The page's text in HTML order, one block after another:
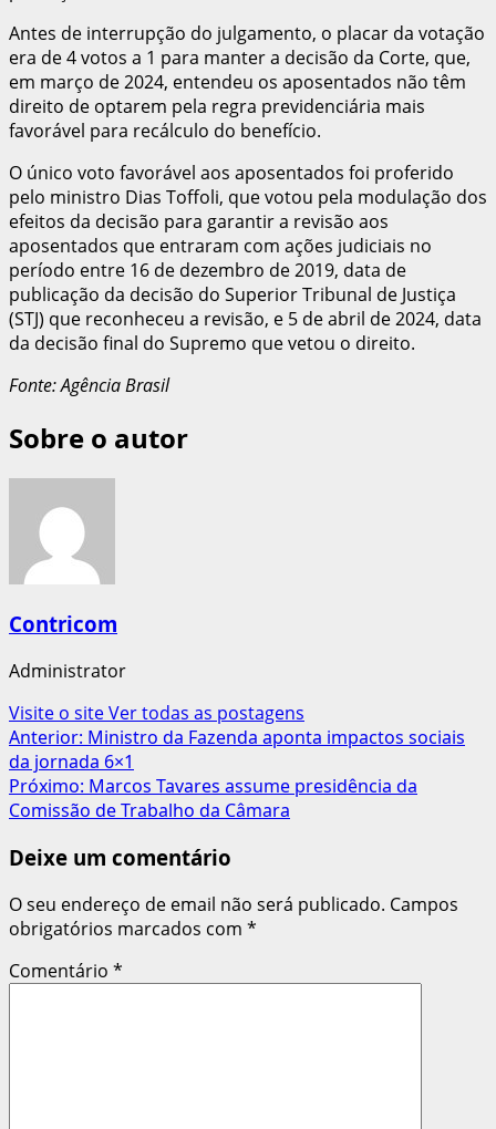
Antes de interrupção do julgamento, o placar da votação
era de 4 votos a 1 para manter a decisão da Corte, que,
em março de 2024, entendeu os aposentados não têm
direito de optarem pela regra previdenciária mais
favorável para recálculo do benefício.
O único voto favorável aos aposentados foi proferido
pelo ministro Dias Toffoli, que votou pela modulação dos
efeitos da decisão para garantir a revisão aos
aposentados que entraram com ações judiciais no
período entre 16 de dezembro de 2019, data de
publicação da decisão do Superior Tribunal de Justiça
(STJ) que reconheceu a revisão, e 5 de abril de 2024, data
da decisão final do Supremo que vetou o direito.
Fonte: Agência Brasil
Sobre o autor
Contricom
Administrator
Visite o siteVer todas as postagens
Navegação
de
artigos
Anterior: Ministro da Fazenda aponta impactos sociais
da jornada 6×1
Próximo: Marcos Tavares assume presidência da
Comissão de Trabalho da Câmara
Deixe um comentário
O seu endereço de email não será publicado. Campos
obrigatórios marcados com *
Comentário *